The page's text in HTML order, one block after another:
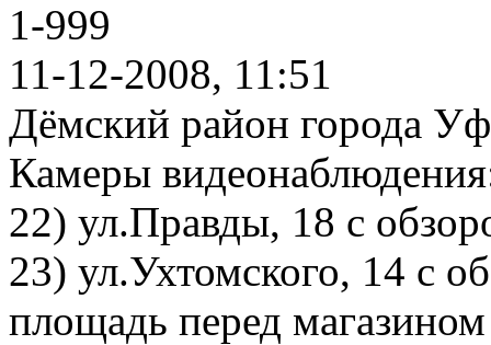
1-999
11-12-2008, 11:51
Дёмский район города
Камеры
22) ул.Правды, 18 с
23) ул.Ухтомского, 14 с
площадь перед